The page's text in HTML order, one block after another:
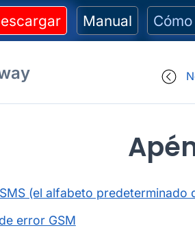
Manual
(el alfabeto predeterminado
error GSM